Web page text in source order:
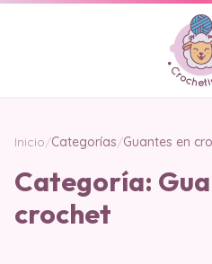
Inicio/Categorías/Guantes en
Categoría:
crochet